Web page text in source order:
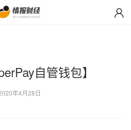
自管钱包】
年4月28日